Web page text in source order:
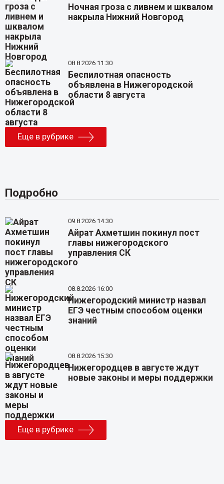
Ночная гроза с ливнем и шквалом
накрыла Нижний Новгород
08.8.2026 11:30
Беспилотная опасность
объявлена в Нижегородской
области 8 августа
Еще в рубрике
Подробно
09.8.2026 14:30
Айрат Ахметшин покинул пост
главы нижегородского
управления СК
08.8.2026 16:00
Нижегородский министр назвал
ЕГЭ честным способом оценки
знаний
08.8.2026 15:30
Нижегородцев в августе ждут
новые законы и меры поддержки
Еще в рубрике